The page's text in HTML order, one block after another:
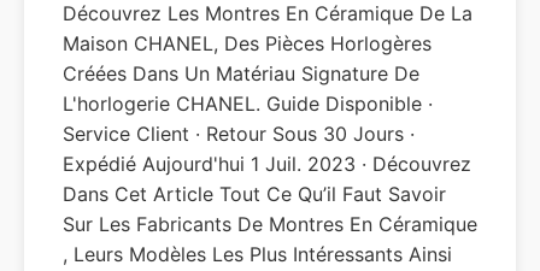
Découvrez Les Montres En Céramique De La
Maison CHANEL, Des Pièces Horlogères
Créées Dans Un Matériau Signature De
L'horlogerie CHANEL. Guide Disponible ·
Service Client · Retour Sous 30 Jours ·
Expédié Aujourd'hui 1 Juil. 2023 · Découvrez
Dans Cet Article Tout Ce Qu’il Faut Savoir
Sur Les Fabricants De Montres En Céramique
, Leurs Modèles Les Plus Intéressants Ainsi